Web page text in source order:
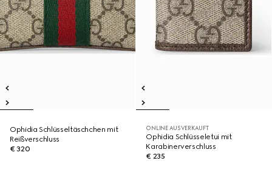
Ophidia Schlüsseltäschchen mit
Reißverschluss
€ 320
ONLINE AUSVERKAUFT
Ophidia Schlüsseletui mit
Karabinerverschluss
€ 235